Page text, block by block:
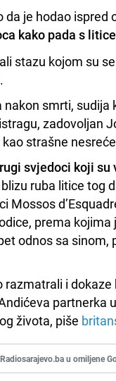
je hodao ispred
kako pada s litice
stazu kojom su
smrti, sudija
zadovoljan
strašne
svjedoci koji su
ruba litice tog
Mossos
prema kojima
odnos sa sinom,
i dokaze
partnerka
života, piše
u omiljene